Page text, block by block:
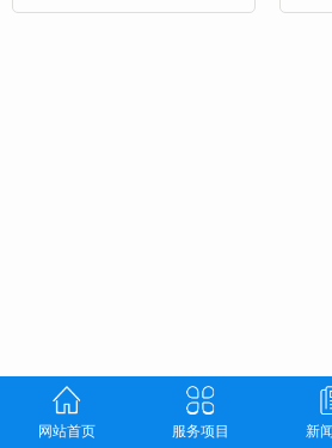
网站首页 服务项目 新